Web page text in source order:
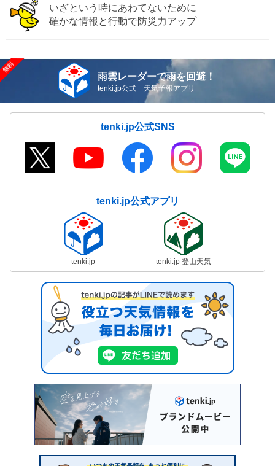
いざという時にあわてないために
確かな情報と行動で防災力アップ
雨雲レーダーで雨を回避！
tenki.jp公式 天気予報アプリ
tenki.jp公式SNS
tenki.jp公式アプリ
tenki.jp tenki.jp 登山天気